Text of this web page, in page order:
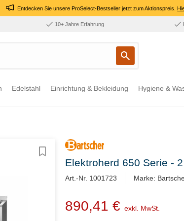
Entdecken Sie unsere ProSelect-Bestseller jetzt zum Aktionspreis.
10+ Jahre Erfahrung
Edelstahl Einrichtung & Bekleidung Hygiene &
Elektroherd 650 Serie -
Art.-Nr. 1001723 Marke:
890,41 € exkl. MwSt.